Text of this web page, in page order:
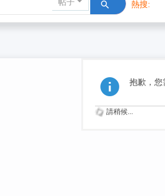
熱搜:
抱歉，您
請稍候...